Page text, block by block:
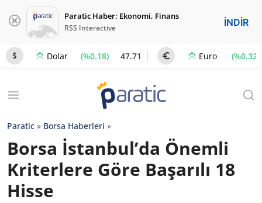
Paratic Haber: Ekonomi, Finans
RSS Interactive İNDİR
Dolar (%0.18) 47.71 Euro (%0.32)
Paratic » Borsa Haberleri »
Borsa İstanbul’da Önemli
Kriterlere Göre Başarılı 18
Hisse